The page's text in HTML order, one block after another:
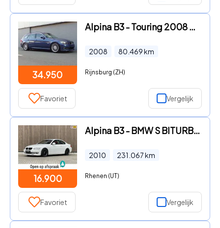
34.950
Alpina B3 - Touring 2008 E91 Collector’s Item! (BTW AUTO)
2008 80.469km
Rijnsburg (ZH)
Favoriet Vergelijk
16.900
Alpina B3 - BMW S BITURBO COUPE ALLRAD *400 PK* NR 57 van 101
2010 231.067km
Rhenen (UT)
Favoriet Vergelijk